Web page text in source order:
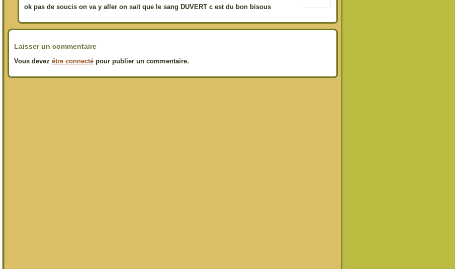
ok pas de soucis on va y aller on sait que le sang DUVERT c est du bon bisous
Laisser un commentaire
Vous devez être connecté pour publier un commentaire.